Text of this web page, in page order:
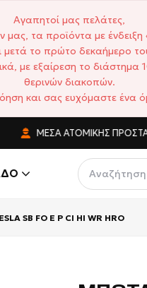
Αγαπητοί μας πελάτες,
τα προϊόντα με
το πρώτο δεκαήμερο
με εξαίρεση το
θερινών διακοπών.
και σας ευχόμαστε ένα
ΜΈΣΑ ΑΤΟΜΙΚΉΣ
SB FO E P CI HI WR HRO